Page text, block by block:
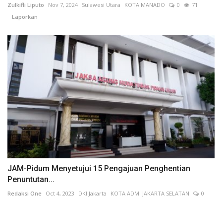
Zulkifli Liputo Nov 7, 2024 Sulawesi Utara KOTA MANADO 0
71
Laporkan
JAM-Pidum Menyetujui 15 Pengajuan Penghentian
Penuntutan...
Redaksi One Oct 4, 2023 DKI Jakarta KOTA ADM. JAKARTA SELATAN
0